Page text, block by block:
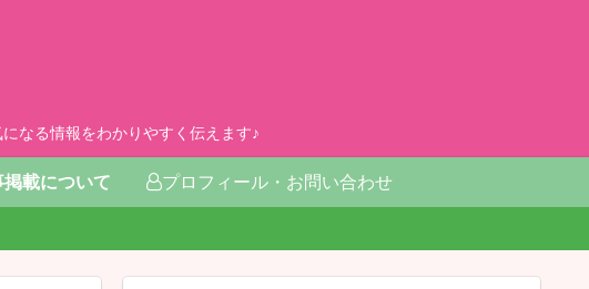
なる情報をわかりやすく伝えます♪
載について プロフィール・お問い合わせ